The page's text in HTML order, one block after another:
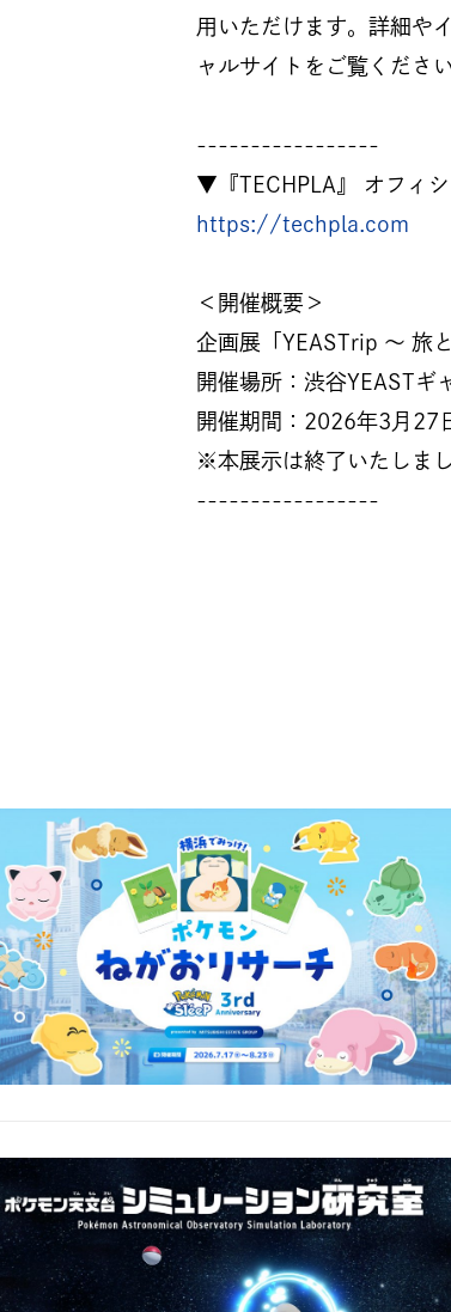
用いただけます。詳細や
ャルサイトをご覧ください
-----------------
▼『TECHPLA』 オフィシ
https://techpla.com
＜開催概要＞
企画展「YEASTrip 〜 旅
開催場所：渋谷YEASTギ
開催期間：2026年3月27
※本展示は終了いたしまし
-----------------